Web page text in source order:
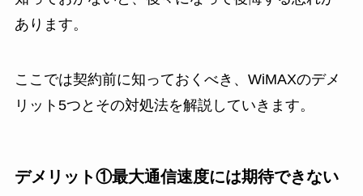
あります。
ここでは契約前に知っておくべき、WiMAXのデメ
リット5つとその対処法を解説していきます。
デメリット①最大通信速度には期待できない